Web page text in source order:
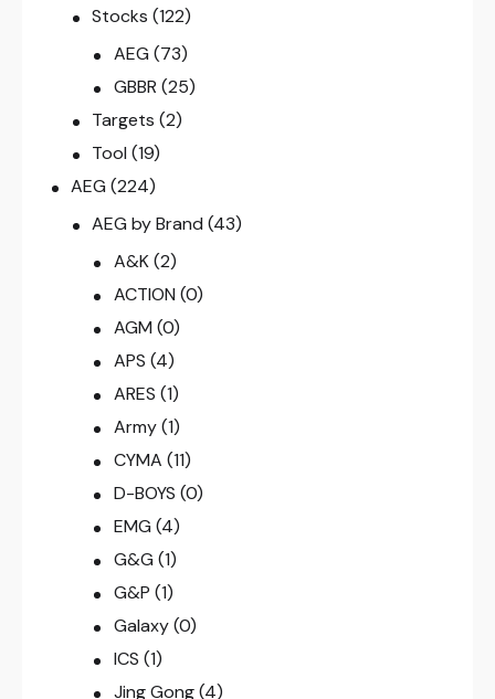
Stocks (122)
AEG (73)
GBBR (25)
Targets (2)
Tool (19)
AEG (224)
AEG by Brand (43)
A&K (2)
ACTION (0)
AGM (0)
APS (4)
ARES (1)
Army (1)
CYMA (11)
D-BOYS (0)
EMG (4)
G&G (1)
G&P (1)
Galaxy (0)
ICS (1)
Jing Gong (4)